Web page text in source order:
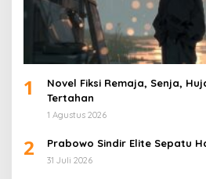
1
Novel Fiksi Remaja, Senja,
Tertahan
1 Agustus 2026
2 Prabowo Sindir Elite Sepatu
31 Juli 2026